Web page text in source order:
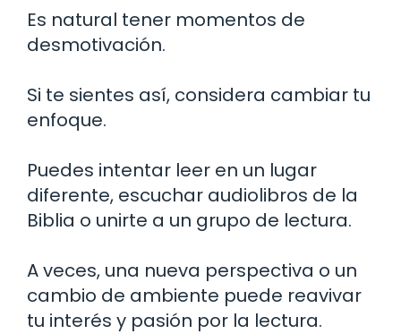
Es natural tener momentos de
desmotivación.
Si te sientes así, considera cambiar tu
enfoque.
Puedes intentar leer en un lugar
diferente, escuchar audiolibros de la
Biblia o unirte a un grupo de lectura.
A veces, una nueva perspectiva o un
cambio de ambiente puede reavivar
tu interés y pasión por la lectura.